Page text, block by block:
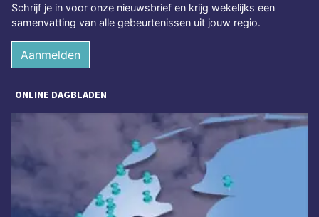
Schrijf je in voor onze nieuwsbrief en krijg wekelijks een
samenvatting van alle gebeurtenissen uit jouw regio.
Aanmelden
ONLINE DAGBLADEN